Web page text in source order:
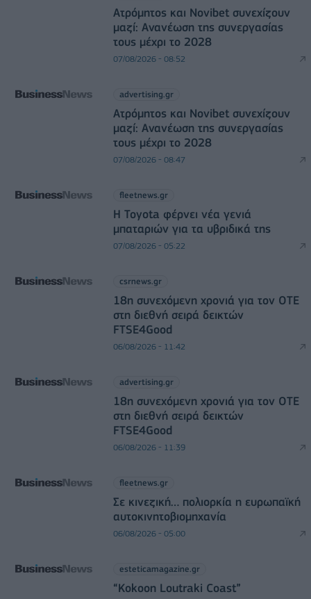
Ατρόμητος και Novibet συνεχίζουν
μαζί: Ανανέωση της συνεργασίας
τους μέχρι το 2028
07/08/2026 - 08:52
advertising.gr
Ατρόμητος και Novibet συνεχίζουν
μαζί: Ανανέωση της συνεργασίας
τους μέχρι το 2028
07/08/2026 - 08:47
fleetnews.gr
Η Toyota φέρνει νέα γενιά
μπαταριών για τα υβριδικά της
07/08/2026 - 05:22
csrnews.gr
18η συνεχόμενη χρονιά για τον ΟΤΕ
στη διεθνή σειρά δεικτών
FTSE4Good
06/08/2026 - 11:42
advertising.gr
18η συνεχόμενη χρονιά για τον ΟΤΕ
στη διεθνή σειρά δεικτών
FTSE4Good
06/08/2026 - 11:39
fleetnews.gr
Σε κινεζική… πολιορκία η ευρωπαϊκή
αυτοκινητοβιομηχανία
06/08/2026 - 05:00
esteticamagazine.gr
“Kokoon Loutraki Coast”